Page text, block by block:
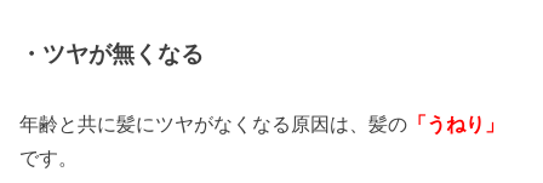
・ツヤが無くなる
年齢と共に髪にツヤがなくなる原因は、髪の 「うねり」
です。